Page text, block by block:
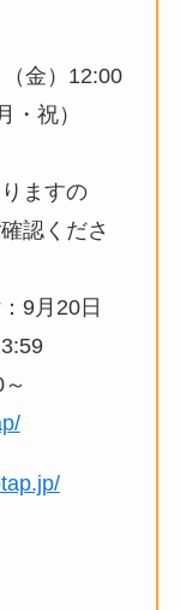
金）12:00
・祝）
ますの
認くださ
9月20日